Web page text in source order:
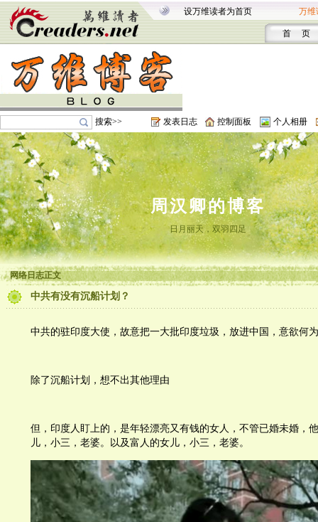
设万维读者为首页 万维
首 页
搜索>> 发表日志 控制面板 个人相册
周汉卿的博客
日月丽天，双羽四足
网络日志正文
中共有没有沉船计划？
中共的驻印度大使，故意把一大批印度垃圾，放进中国，意欲何
除了沉船计划，想不出其他理由
但，印度人盯上的，是年轻漂亮又有钱的女人，不管已婚未婚，
儿，小三，老婆。以及富人的女儿，小三，老婆。